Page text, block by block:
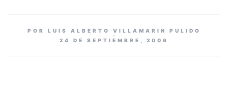
POR LUIS ALBERTO VILLAMARIN PULIDO
24 DE SEPTIEMBRE, 2006